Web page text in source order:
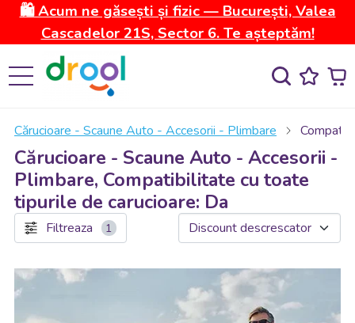
🛍️ Acum ne găsești și fizic — București, Valea
Cascadelor 21S, Sector 6. Te așteptăm!
Cărucioare - Scaune Auto - Accesorii - Plimbare
Cărucioare - Scaune Auto - Accesorii -
Plimbare, Compatibilitate cu toate
tipurile de carucioare: Da
Filtreaza 1